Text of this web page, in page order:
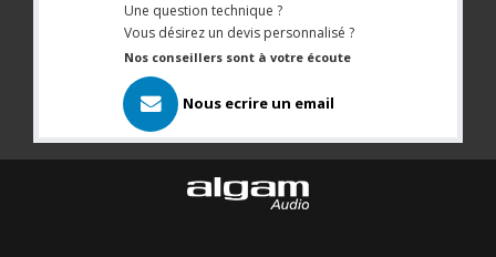
Une question technique ?
Vous désirez un devis personnalisé ?
Nos conseillers sont à votre écoute
Nous ecrire un email